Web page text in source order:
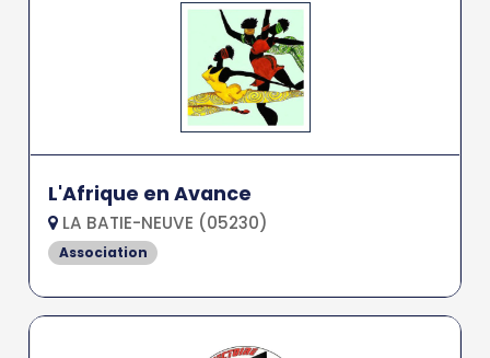
L'Afrique en Avance
LA BATIE-NEUVE (05230)
Association